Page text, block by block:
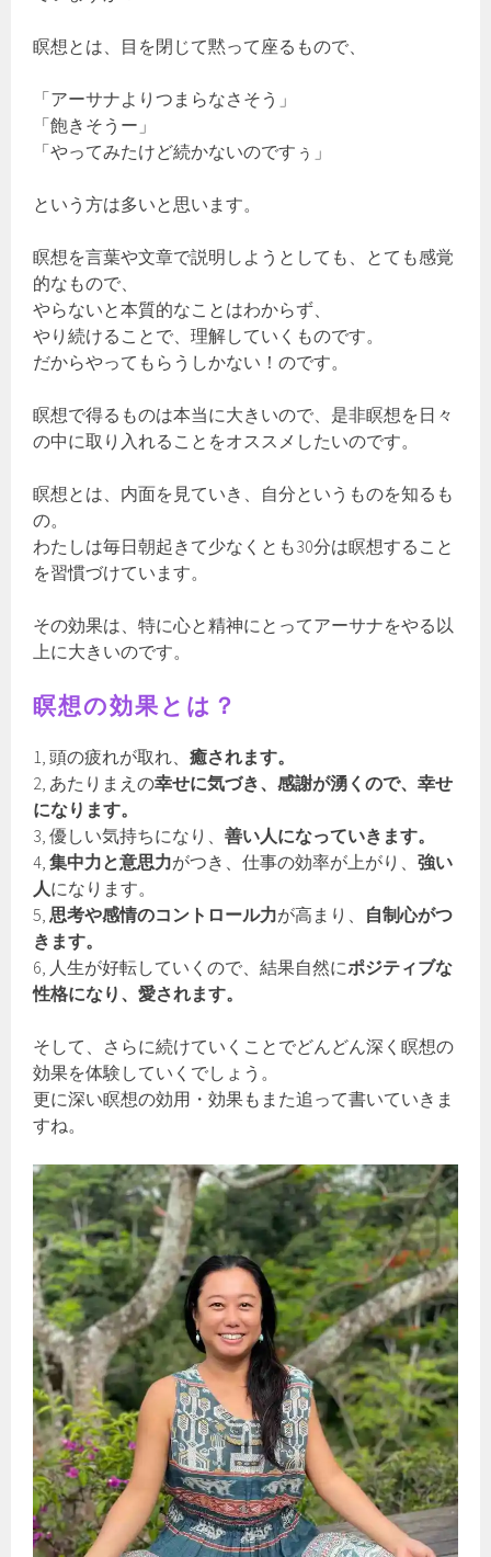
瞑想とは、目を閉じて黙って座るもので、
「アーサナよりつまらなさそう」
「飽きそうー」
「やってみたけど続かないのですぅ」
という方は多いと思います。
瞑想を言葉や文章で説明しようとしても、とても感覚
的なもので、
やらないと本質的なことはわからず、
やり続けることで、理解していくものです。
だからやってもらうしかない！のです。
瞑想で得るものは本当に大きいので、是非瞑想を日々
の中に取り入れることをオススメしたいのです。
瞑想とは、内面を見ていき、自分というものを知るも
の。
わたしは毎日朝起きて少なくとも30分は瞑想すること
を習慣づけています。
その効果は、特に心と精神にとってアーサナをやる以
上に大きいのです。
瞑想の効果とは？
1, 頭の疲れが取れ、癒されます。
2, あたりまえの幸せに気づき、感謝が湧くので、幸せ
になります。
3, 優しい気持ちになり、善い人になっていきます。
4,集中力と意思力がつき、仕事の効率が上がり、強い
人になります。
5,思考や感情のコントロール力が高まり、 自制心がつ
きます。
6, 人生が好転していくので、結果自然にポジティブな
性格になり、愛されます。
そして、さらに続けていくことでどんどん深く瞑想の
効果を体験していくでしょう。
更に深い瞑想の効用・効果もまた追って書いていきま
すね。